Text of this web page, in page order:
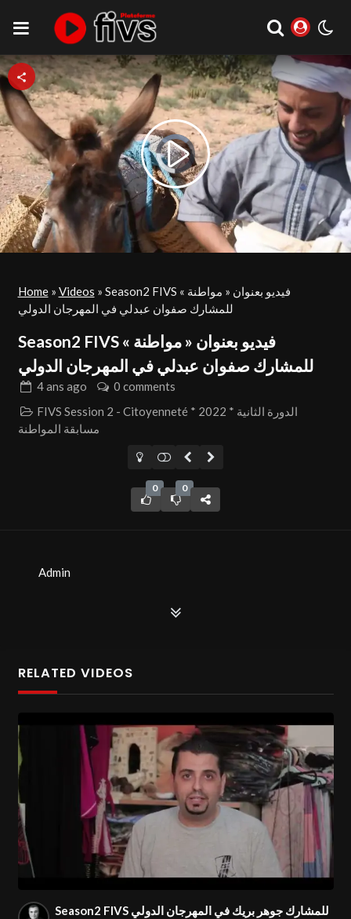
Video
Player
is
loading.
Play
Video
Home» Videos » Season2 FIVS فيديو بعنوان « مواطنة »
للمشارك صفوان عبدلي في المهرجان الدولي
Season2 FIVS فيديو بعنوان « مواطنة »
للمشارك صفوان عبدلي في المهرجان الدولي
4 ans ago
0 comments
FIVS Session 2 - Citoyenneté * 2022 * الدورة الثانية
مسابقة المواطنة
0 0
Admin
RELATED VIDEOS
Season2 FIVS للمشارك جوهر بريك في المهرجان الدولي